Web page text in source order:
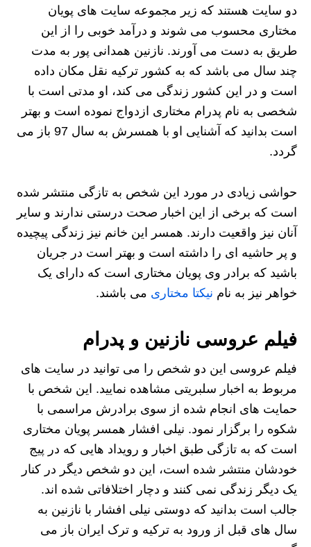
دو سایت هستند که زیر مجموعه سایت های پویان
مختاری محسوب می شوند و درآمد خوبی را از این
طریق به دست می آورند. نازنین همدانی پور به مدت
چند سال می باشد که به کشور ترکیه نقل مکان داده
است و در این کشور زندگی می کند، او مدتی است با
شخصی به نام پدرام مختاری ازدواج نموده است و بهتر
است بدانید که آشنایی او با همسرش به سال 97 باز می
گردد.
حواشی زیادی در مورد این شخص به تازگی منتشر شده
است که برخی از این اخبار صحت درستی ندارند و سایر
آنان نیز واقعیت دارند. همسر این خانم نیز زندگی پیچیده
و پر حاشیه ای را داشته است و بهتر است در جریان
باشید که برادر وی پویان مختاری است که دارای یک
خواهر نیز به نام نیکتا مختاری می باشند.
فیلم عروسی نازنین و پدرام
فیلم عروسی این دو شخص را می توانید در سایت های
مربوط به اخبار سلبریتی مشاهده نمایید. این شخص با
حمایت های انجام شده از سوی برادرش مراسمی با
شکوه را برگزار نمود. نیلی افشار همسر پویان مختاری
است که به تازگی طبق اخبار و رویداد هایی که در پیج
خودشان منتشر شده است، این دو شخص دیگر در کنار
یک دیگر زندگی نمی کنند و دچار اختلافاتی شده اند.
جالب است بدانید که دوستی نیلی افشار با نازنین به
سال های قبل از ورود به ترکیه و ترک ایران باز می